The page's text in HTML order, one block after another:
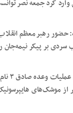
وارد کرد جمعه نصر
حضور رهبر معظم
سردی بر پیکر
وی
موشک‌های هایپرسونیک